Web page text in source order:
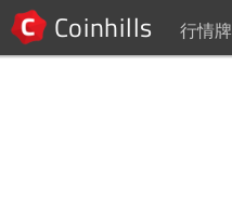
Coinhills 行情牌